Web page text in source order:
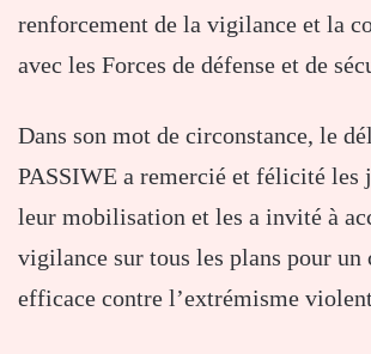
renforcement de la vigilance et la
avec les Forces de défense et de
Dans son mot de circonstance, le
PASSIWE a remercié et félicité les
leur mobilisation et les a invité à
vigilance sur tous les plans pour un
efficace contre l’extrémisme